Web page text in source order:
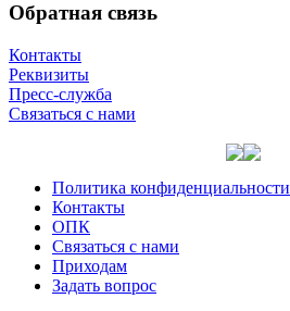
Обратная связь
Контакты
Реквизиты
Пресс-служба
Связаться с нами
Политика конфиденциальности
Контакты
ОПК
Связаться с нами
Приходам
Задать вопрос